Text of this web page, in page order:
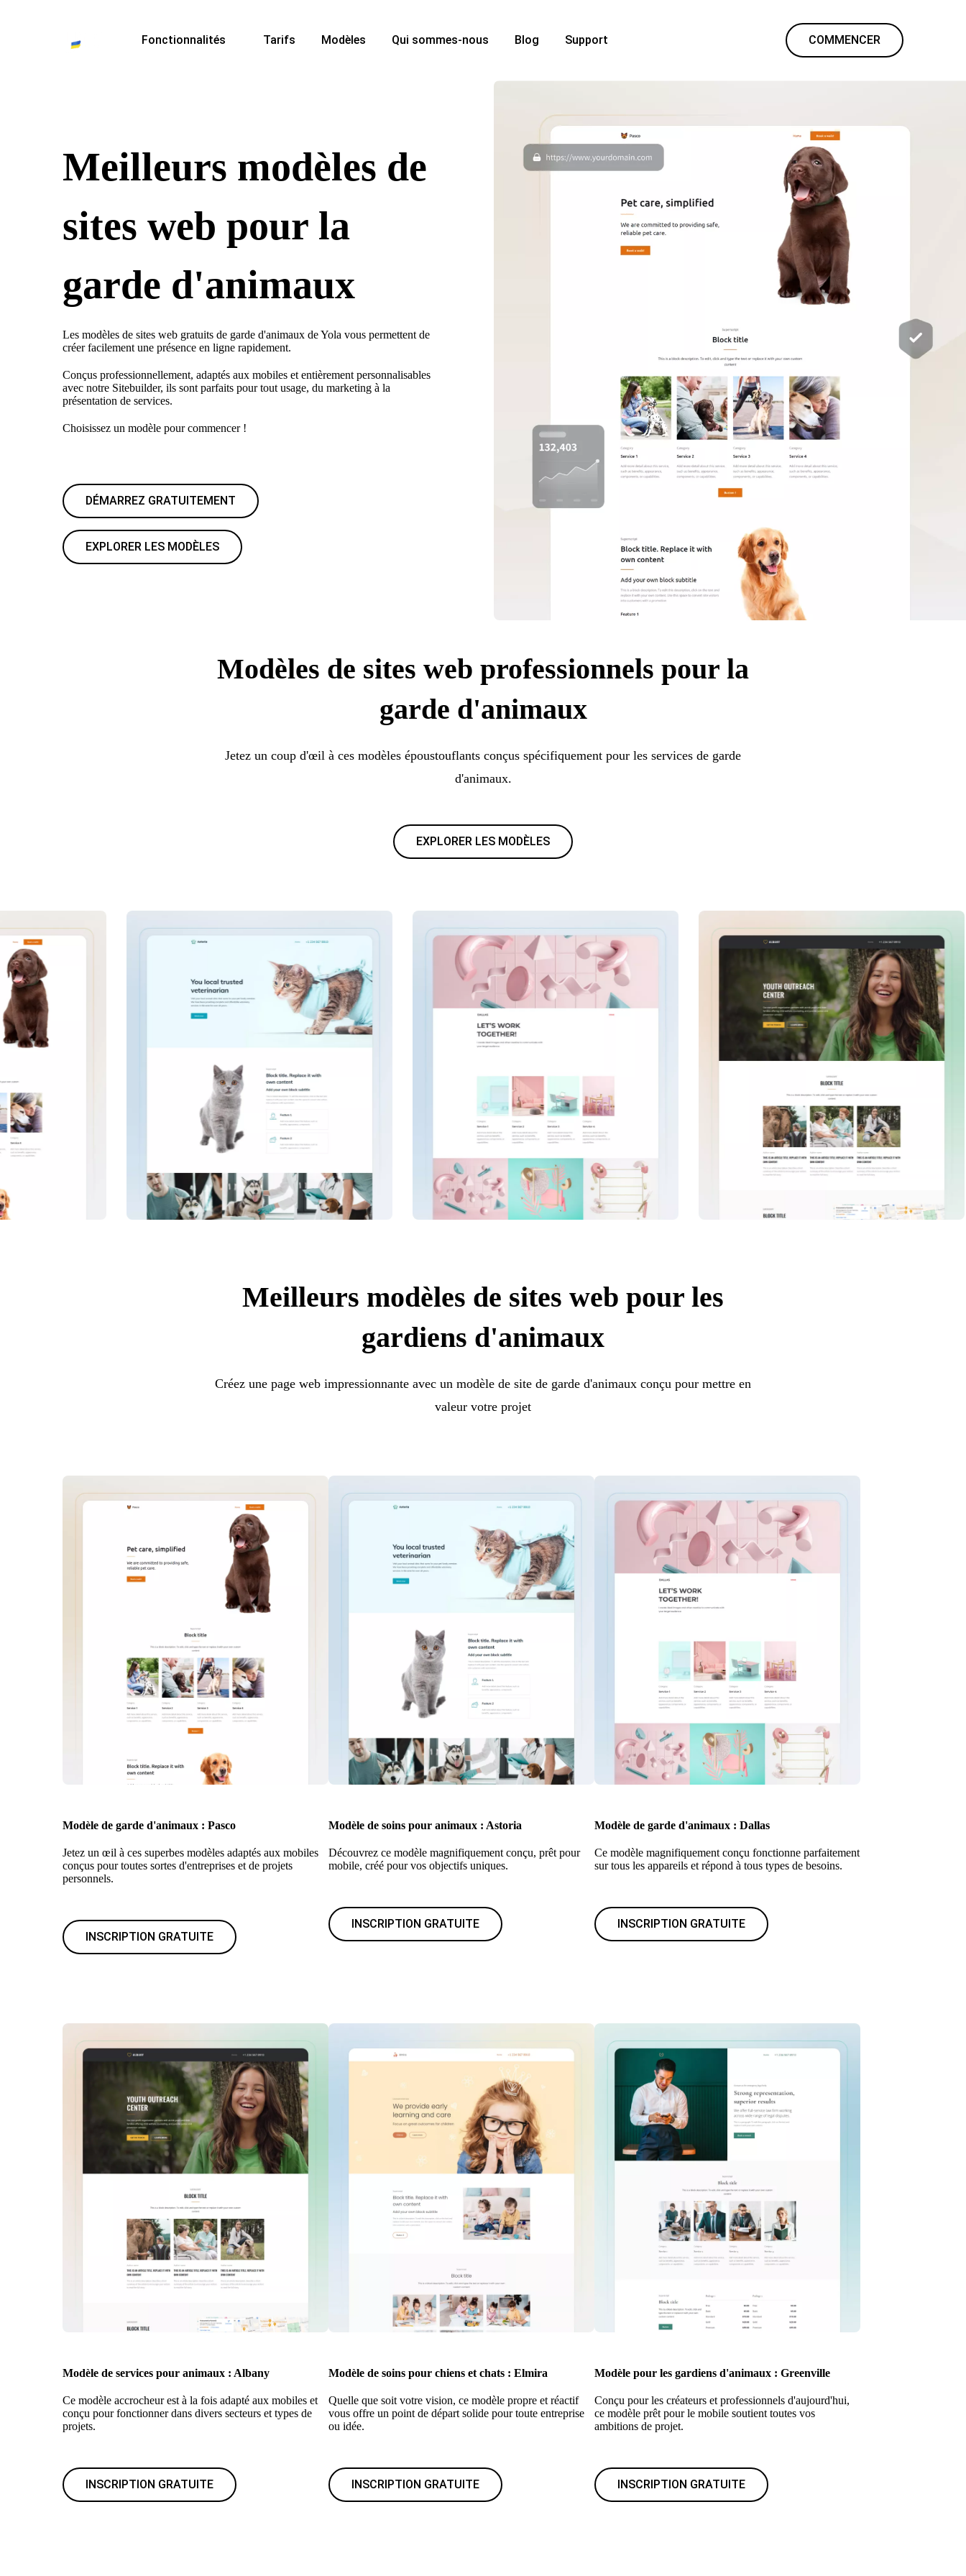
Fonctionnalités Tarifs Modèles Qui sommes-nous Blog Support COMMENCER
Meilleurs modèles de
sites web pour la
garde d'animaux
Les modèles de sites web gratuits de garde d'animaux de Yola vous permettent de
créer facilement une présence en ligne rapidement.
Conçus professionnellement, adaptés aux mobiles et entièrement personnalisables
avec notre Sitebuilder, ils sont parfaits pour tout usage, du marketing à la
présentation de services.
Choisissez un modèle pour commencer !
DÉMARREZ GRATUITEMENT
EXPLORER LES MODÈLES
Modèles de sites web professionnels pour la
garde d'animaux
Jetez un coup d'œil à ces modèles époustouflants conçus spécifiquement pour les services de garde
d'animaux.
EXPLORER LES MODÈLES
Meilleurs modèles de sites web pour les
gardiens d'animaux
Créez une page web impressionnante avec un modèle de site de garde d'animaux conçu pour mettre en
valeur votre projet
Modèle de garde d'animaux : Pasco
Jetez un œil à ces superbes modèles adaptés aux mobiles
conçus pour toutes sortes d'entreprises et de projets
personnels.
INSCRIPTION GRATUITE
Modèle de soins pour animaux : Astoria
Découvrez ce modèle magnifiquement conçu, prêt pour
mobile, créé pour vos objectifs uniques.
INSCRIPTION GRATUITE
Modèle de garde d'animaux : Dallas
Ce modèle magnifiquement conçu fonctionne parfaitement
sur tous les appareils et répond à tous types de besoins.
INSCRIPTION GRATUITE
Modèle de services pour animaux : Albany
Ce modèle accrocheur est à la fois adapté aux mobiles et
conçu pour fonctionner dans divers secteurs et types de
projets.
INSCRIPTION GRATUITE
Modèle de soins pour chiens et chats : Elmira
Quelle que soit votre vision, ce modèle propre et réactif
vous offre un point de départ solide pour toute entreprise
ou idée.
INSCRIPTION GRATUITE
Modèle pour les gardiens d'animaux : Greenville
Conçu pour les créateurs et professionnels d'aujourd'hui,
ce modèle prêt pour le mobile soutient toutes vos
ambitions de projet.
INSCRIPTION GRATUITE